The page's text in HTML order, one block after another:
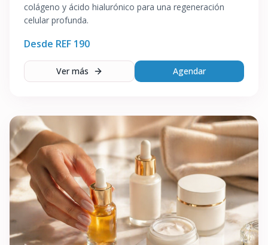
colágeno y ácido hialurónico para una regeneración
celular profunda.
Desde REF 190
Ver más Agendar